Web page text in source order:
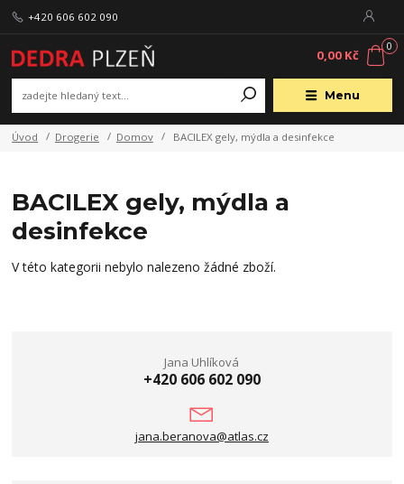
Menu
+420 606 602 090
0
0,00 Kč
Úvod Drogerie Domov BACILEX gely, mýdla a desinfekce
BACILEX gely, mýdla a
desinfekce
V této kategorii nebylo nalezeno žádné zboží.
Jana Uhlíková
+420 606 602 090
jana.beranova@atlas.cz